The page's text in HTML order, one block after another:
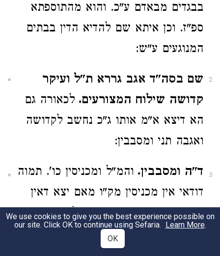
בבגדים מבאדם ע"כ. והוא מהתוספתא
ספ"ז. וכן איתא שם להדיא הדין בבתים
המנוגעים ע"ש:
2
שם בסה"ד אגב גררא ת"ל ועיקר
קדושה שילוח המצורעים. לכאורה גם
הא דיצא א"מ אותו ג"כ נחשב לקדושה
ואגבה תני ומסבבין:
3 ד"ה ומסבבין. והמ"ל ומכניסין כו'. תמוה
דודאי אין מכניסין מק"ו מאם יצא דאין
מחזירין. גם מש"כ בסה"ד כלומר כו'
מעיר לעיר ג"כ תמוה. ואולי כוון למש"כ
We use cookies to give you the best experience possible on
our site. Click OK to continue using Sefaria. Learn More.
OK